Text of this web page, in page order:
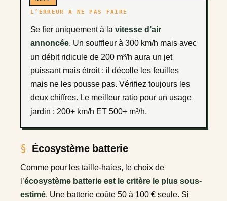
L’ERREUR À NE PAS FAIRE
Se fier uniquement à lavitesse d’air
annoncée. Un souffleur à 300 km/h mais avec
un débit ridicule de 200 m³/h aura un jet
puissant mais étroit : il décolle les feuilles
mais ne les pousse pas. Vérifiez toujours les
deux chiffres. Le meilleur ratio pour un usage
jardin : 200+ km/h ET 500+ m³/h.
Écosystème batterie
Comme pour les taille-haies, le choix de
l’écosystème batterie est le critère le plus sous-
estimé. Une batterie coûte 50 à 100 € seule. Si